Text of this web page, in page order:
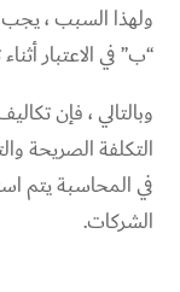
ولهذا السبب ، يجب
“ب” في الاعتبار
وبالتالي ، فإن
التكلفة الصريحة
في المحاسبة يتم
الشركات.